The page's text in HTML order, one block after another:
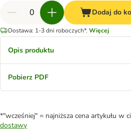
Dodaj do
Dostawa: 1-3 dni roboczych*. Więcej
Opis produktu
Pobierz PDF
*"wcześniej" = najniższa cena artykułu w
dostawy